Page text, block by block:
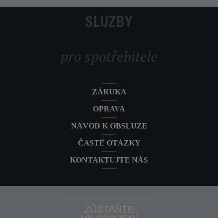
SLUŽBY
pro spotřebitele
ZÁRUKA
OPRAVA
NÁVOD K OBSLUZE
ČASTÉ OTÁZKY
KONTAKTUJTE NÁS
ZŮSTAŇTE